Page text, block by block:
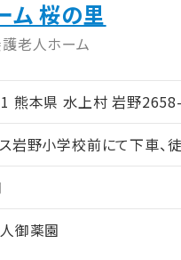
ム 桜の里
老人ホーム
熊本県 水上村 岩野
岩野小学校前にて下車、
御薬園